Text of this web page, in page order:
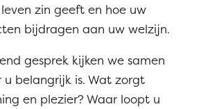
zin geeft en hoe uw
bijdragen aan uw welzijn.
gesprek kijken we samen
belangrijk is. Wat zorgt
en plezier? Waar loopt u